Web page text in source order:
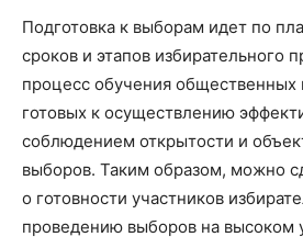
Подготовка к выборам идет по
сроков и этапов избирательного
процесс обучения общественных
готовых к осуществлению
соблюдением открытости и
выборов. Таким образом, можно
о готовности участников
проведению выборов на высоком